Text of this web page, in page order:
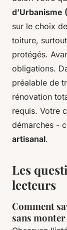
d’Urbanisme
sur le choix
toiture,
protégés.
obligations.
préalable de
rénovation
requis. Votre
démarches -
artisanal.
Les
lecteurs
Comment
sans